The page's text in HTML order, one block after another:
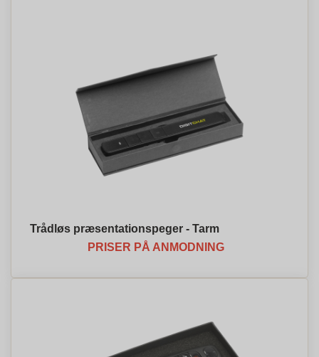
Trådløs præsentationspeger - Tarm
PRISER PÅ ANMODNING